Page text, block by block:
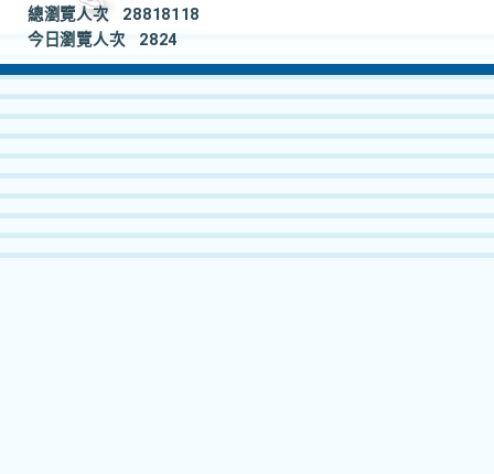
總瀏覽人次
28818118
今日瀏覽人次
2824